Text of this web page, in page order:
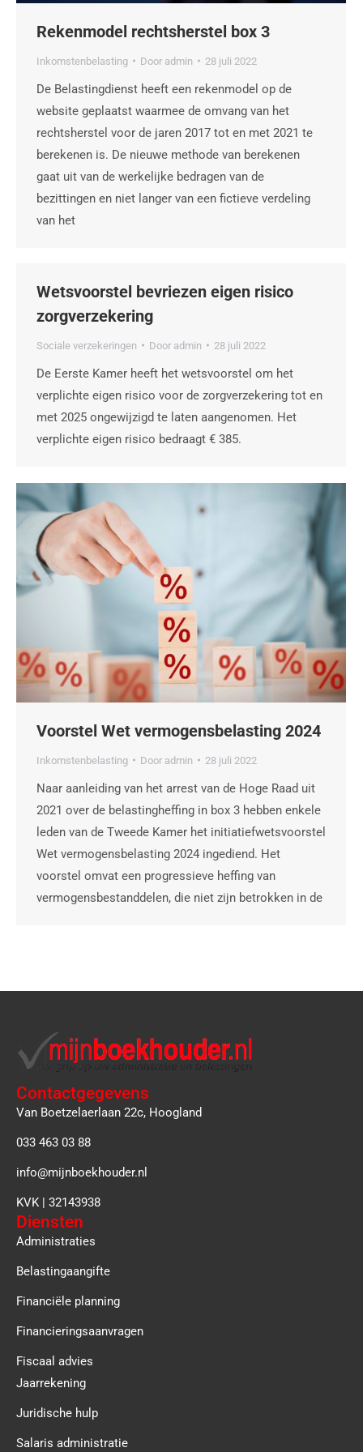
Rekenmodel rechtsherstel box 3
Inkomstenbelasting Door admin 28 juli 2022
De Belastingdienst heeft een rekenmodel op de
website geplaatst waarmee de omvang van het
rechtsherstel voor de jaren 2017 tot en met 2021 te
berekenen is. De nieuwe methode van berekenen
gaat uit van de werkelijke bedragen van de
bezittingen en niet langer van een fictieve verdeling
van het
Wetsvoorstel bevriezen eigen risico
zorgverzekering
Sociale verzekeringen Door admin 28 juli 2022
De Eerste Kamer heeft het wetsvoorstel om het
verplichte eigen risico voor de zorgverzekering tot en
met 2025 ongewijzigd te laten aangenomen. Het
verplichte eigen risico bedraagt € 385.
Voorstel Wet vermogensbelasting 2024
Inkomstenbelasting Door admin 28 juli 2022
Naar aanleiding van het arrest van de Hoge Raad uit
2021 over de belastingheffing in box 3 hebben enkele
leden van de Tweede Kamer het initiatiefwetsvoorstel
Wet vermogensbelasting 2024 ingediend. Het
voorstel omvat een progressieve heffing van
vermogensbestanddelen, die niet zijn betrokken in de
Contactgegevens
Van Boetzelaerlaan 22c, Hoogland
033 463 03 88
info@mijnboekhouder.nl
KVK | 32143938
Diensten
Administraties
Belastingaangifte
Financiële planning
Financieringsaanvragen
Fiscaal advies
Jaarrekening
Juridische hulp
Salaris administratie